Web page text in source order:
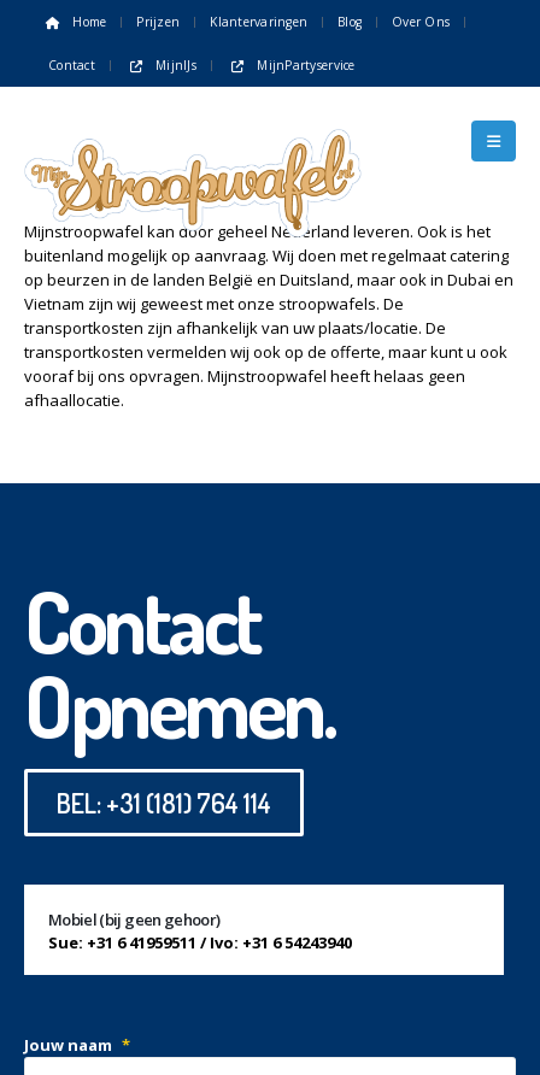
Home Prijzen Klantervaringen Blog Over Ons
Contact MijnIJs MijnPartyservice
Mijnstroopwafel kan door geheel Nederland leveren. Ook is het
buitenland mogelijk op aanvraag. Wij doen met regelmaat catering
op beurzen in de landen België en Duitsland, maar ook in Dubai en
Vietnam zijn wij geweest met onze stroopwafels. De
transportkosten zijn afhankelijk van uw plaats/locatie. De
transportkosten vermelden wij ook op de offerte, maar kunt u ook
vooraf bij ons opvragen. Mijnstroopwafel heeft helaas geen
afhaallocatie.
Contact
Opnemen.
BEL: +31 (181) 764 114
Mobiel (bij geen gehoor)
Sue: +31 6 41959511 / Ivo: +31 6 54243940
Jouw naam *